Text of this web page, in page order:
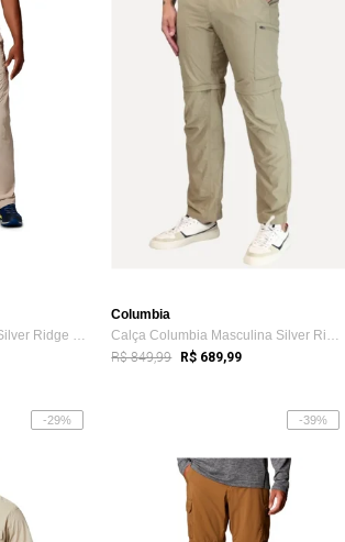
Calça Columbia Cargo Silver Ridge Bege Masculino
Columbia
Calça Columbia Masculina Silver Ridge Co...
R$ 849,99 R$ 689,99
-29% -39%